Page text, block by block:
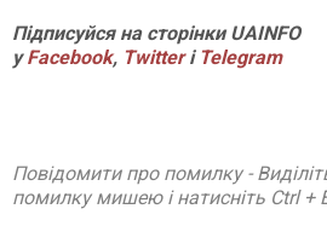
Підписуйся на сторінки UAINFO
уFacebook, Twitter і Telegram
Повідомити про помилку -
помилку мишею і натисніть Ctrl +